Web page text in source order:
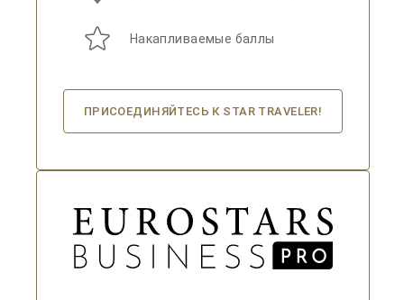
Накапливаемые баллы
ПРИСОЕДИНЯЙТЕСЬ К STAR TRAVELER!